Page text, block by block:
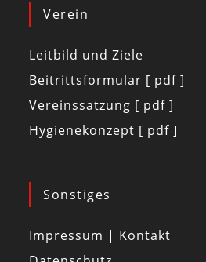
Verein
Leitbild und Ziele
Beitrittsformular [ pdf ]
Vereinssatzung [ pdf ]
Hygienekonzept [ pdf ]
Sonstiges
Impressum | Kontakt